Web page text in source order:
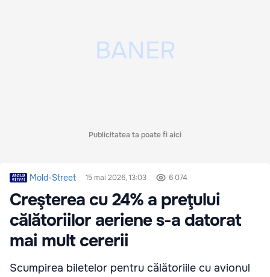
Publicitatea ta poate fi aici
Mold-Street 15 mai 2026, 13:03 6 074
Creşterea cu 24% a preţului
călătoriilor aeriene s-a datorat
mai mult cererii
Scumpirea biletelor pentru călătoriile cu avionul